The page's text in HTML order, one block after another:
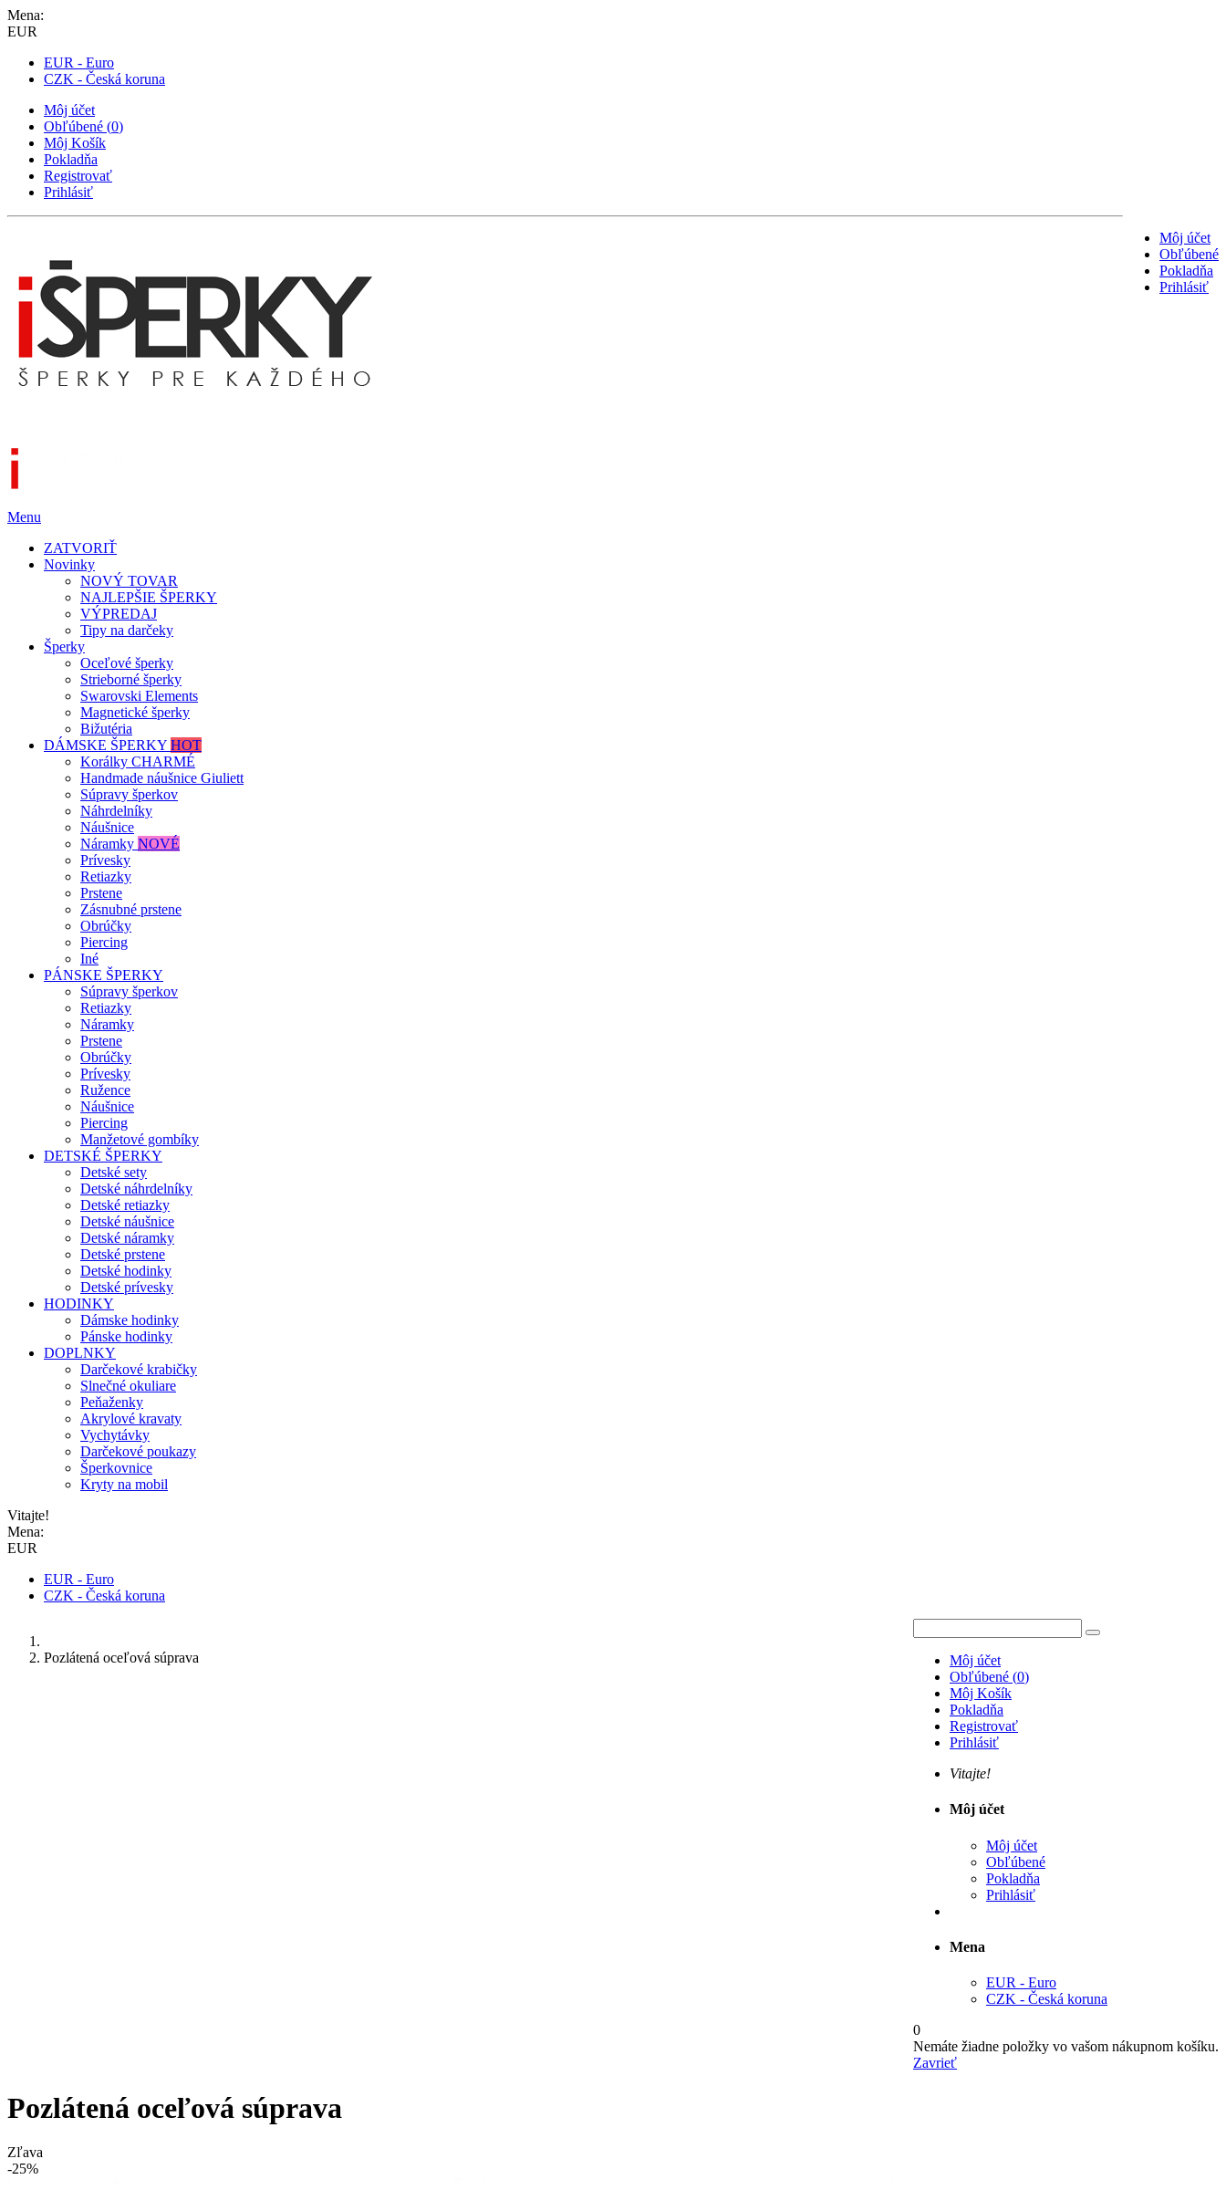
Mena:
EUR
EUR - Euro
CZK - Česká koruna
Môj účet
Obľúbené (0)
Môj Košík
Pokladňa
Registrovať
Prihlásiť
Môj účet
Obľúbené
Pokladňa
Prihlásiť
Menu
ZATVORIŤ
Novinky
NOVÝ TOVAR
NAJLEPŠIE ŠPERKY
VÝPREDAJ
Tipy na darčeky
Šperky
Oceľové šperky
Strieborné šperky
Swarovski Elements
Magnetické šperky
Bižutéria
DÁMSKE ŠPERKY HOT
Korálky CHARMÉ
Handmade náušnice Giuliett
Súpravy šperkov
Náhrdelníky
Náušnice
Náramky NOVÉ
Prívesky
Retiazky
Prstene
Zásnubné prstene
Obrúčky
Piercing
Iné
PÁNSKE ŠPERKY
Súpravy šperkov
Retiazky
Náramky
Prstene
Obrúčky
Prívesky
Ružence
Náušnice
Piercing
Manžetové gombíky
DETSKÉ ŠPERKY
Detské sety
Detské náhrdelníky
Detské retiazky
Detské náušnice
Detské náramky
Detské prstene
Detské hodinky
Detské prívesky
HODINKY
Dámske hodinky
Pánske hodinky
DOPLNKY
Darčekové krabičky
Slnečné okuliare
Peňaženky
Akrylové kravaty
Vychytávky
Darčekové poukazy
Šperkovnice
Kryty na mobil
Vitajte!
Mena:
EUR
EUR - Euro
CZK - Česká koruna
Môj účet
Obľúbené (0)
Môj Košík
Pokladňa
Registrovať
Prihlásiť
Vitajte!
Môj účet
Môj účet
Obľúbené
Pokladňa
Prihlásiť
Mena
EUR - Euro
CZK - Česká koruna
0
Nemáte žiadne položky vo vašom nákupnom košíku.
Zavrieť
Pozlátená oceľová súprava
Pozlátená oceľová súprava
Zľava
-25%